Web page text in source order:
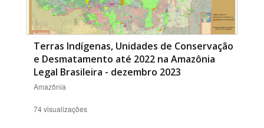
Terras Indígenas, Unidades de Conservação
e Desmatamento até 2022 na Amazônia
Legal Brasileira - dezembro 2023
Amazônia
74 visualizações